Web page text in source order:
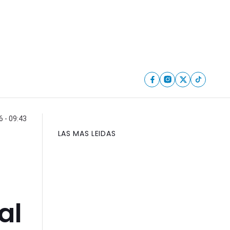
- 09:43
LAS MAS LEIDAS